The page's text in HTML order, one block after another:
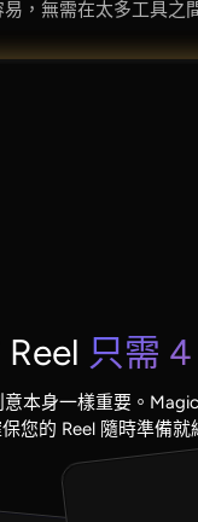
，無需在太多工具之
只需
本身一樣重要。
您的 Reel 隨時準備就